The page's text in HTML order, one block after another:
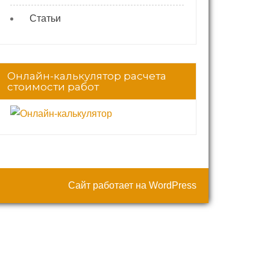
Статьи
Онлайн-калькулятор расчета
стоимости работ
Сайт работает на WordPress